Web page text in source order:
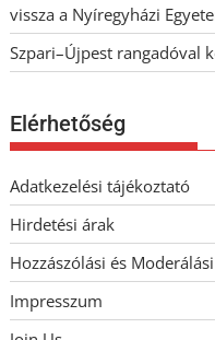
vissza a Nyíregyházi
Szpari–Újpest rangadóval
Elérhetőség
Adatkezelési tájékoztató
Hirdetési árak
Hozzászólási és
Impresszum